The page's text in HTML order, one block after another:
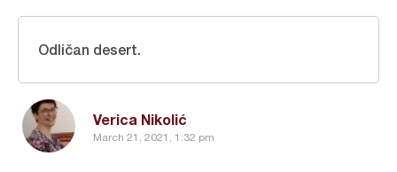
Verica Nikolić
March 21, 2021, 1:32 pm
Odličan desert.